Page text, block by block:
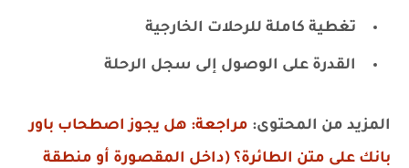
تغطية كاملة للرحلات الخارجية
القدرة على الوصول إلى سجل الرحلة
المزيد من المحتوى: مراجعة: هل يجوز اصطحاب باور
بانك على متن الطائرة؟ (داخل المقصورة أو منطقة